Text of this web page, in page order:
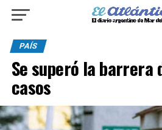
PAÍS
Se superó la barrera
casos